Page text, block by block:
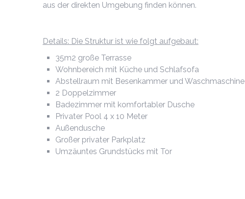
aus der direkten Umgebung finden können.
Details: Die Struktur ist wie folgt aufgebaut:
35m2 große Terrasse
Wohnbereich mit Küche und Schlafsofa
Abstellraum mit Besenkammer und Waschmaschine
2 Doppelzimmer
Badezimmer mit komfortabler Dusche
Privater Pool 4 x 10 Meter
Außendusche
Großer privater Parkplatz
Umzäuntes Grundstücks mit Tor